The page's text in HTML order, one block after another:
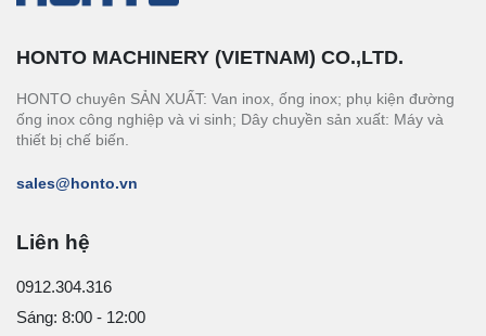
HONTO MACHINERY (VIETNAM) CO.,LTD.
HONTO chuyên SẢN XUẤT: Van inox, ống inox; phụ kiện đường
ống inox công nghiệp và vi sinh; Dây chuyền sản xuất: Máy và
thiết bị chế biến.
sales@honto.vn
Liên hệ
0912.304.316
Sáng: 8:00 - 12:00